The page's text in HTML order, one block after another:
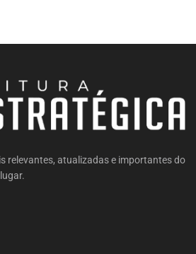
relevantes, atualizadas e importantes do